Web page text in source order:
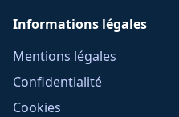
Informations légales
Mentions légales
Confidentialité
Cookies